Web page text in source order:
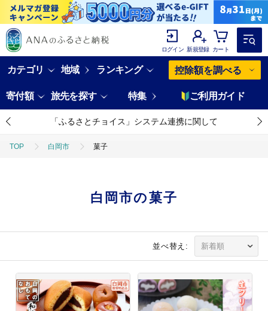
ログイン 新規登録 カート
カテゴリ 地域 ランキング 控除額を調べる
寄付額 旅先を探す 特集 ご利用ガイド
「ふるさとチョイス」システム連携に関して
TOP 白岡市 菓子
白岡市の菓子
並べ替え: